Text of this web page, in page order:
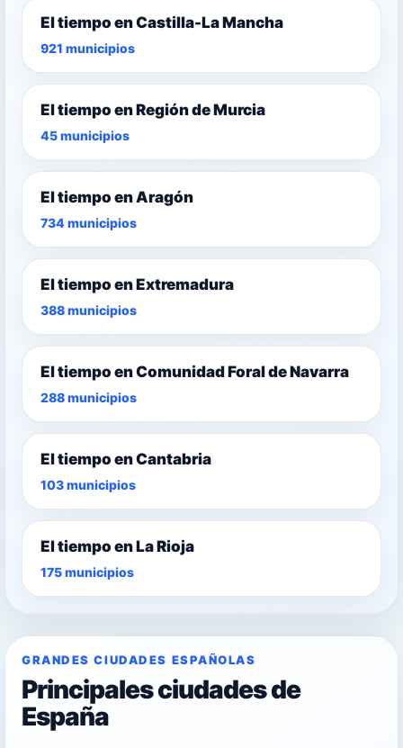
El tiempo en Castilla-La Mancha
921 municipios
El tiempo en Región de Murcia
45 municipios
El tiempo en Aragón
734 municipios
El tiempo en Extremadura
388 municipios
El tiempo en Comunidad Foral de Navarra
288 municipios
El tiempo en Cantabria
103 municipios
El tiempo en La Rioja
175 municipios
GRANDES CIUDADES ESPAÑOLAS
Principales ciudades de
España